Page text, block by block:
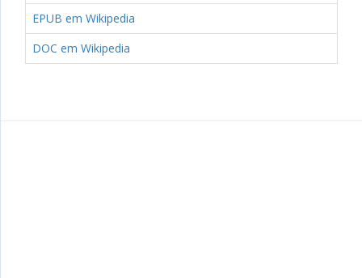
EPUB em Wikipedia
DOC em Wikipedia